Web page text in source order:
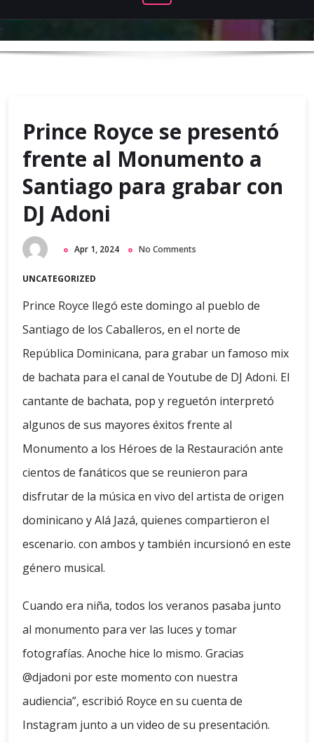
Prince Royce se presentó
frente al Monumento a
Santiago para grabar con
DJ Adoni
Apr 1, 2024 No Comments
UNCATEGORIZED
Prince Royce llegó este domingo al pueblo de
Santiago de los Caballeros, en el norte de
República Dominicana, para grabar un famoso mix
de bachata para el canal de Youtube de DJ Adoni. El
cantante de bachata, pop y reguetón interpretó
algunos de sus mayores éxitos frente al
Monumento a los Héroes de la Restauración ante
cientos de fanáticos que se reunieron para
disfrutar de la música en vivo del artista de origen
dominicano y Alá Jazá, quienes compartieron el
escenario. con ambos y también incursionó en este
género musical.
Cuando era niña, todos los veranos pasaba junto
al monumento para ver las luces y tomar
fotografías. Anoche hice lo mismo. Gracias
@djadoni por este momento con nuestra
audiencia”, escribió Royce en su cuenta de
Instagram junto a un video de su presentación.